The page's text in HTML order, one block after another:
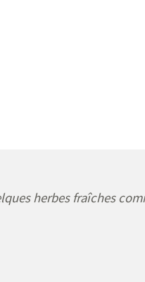
herbes fraîches